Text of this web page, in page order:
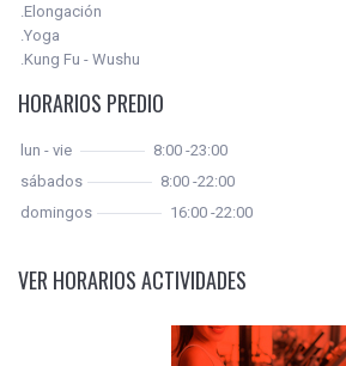
.Elongación
.Yoga
.Kung Fu - Wushu
HORARIOS PREDIO
lun - vie
8:00 -23:00
sábados
8:00 -22:00
domingos
16:00 -22:00
VER HORARIOS ACTIVIDADES